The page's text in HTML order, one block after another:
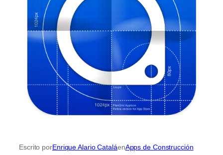
Escrito porEnrique Alario CataláenApps de Construcción